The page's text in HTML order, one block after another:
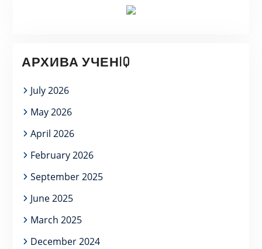
АРХИВА УЧЕНIQ
July 2026
May 2026
April 2026
February 2026
September 2025
June 2025
March 2025
December 2024